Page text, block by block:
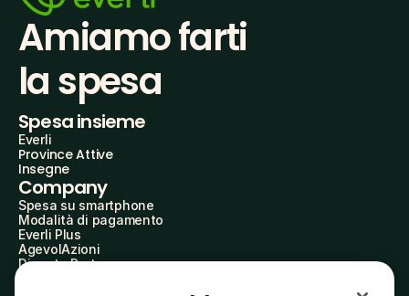
Amiamo farti
la spesa
Spesa insieme
Everli
Province Attive
Insegne
Company
Spesa su smartphone
Modalità di pagamento
Everli Plus
AgevolAzioni
Diventa Partner